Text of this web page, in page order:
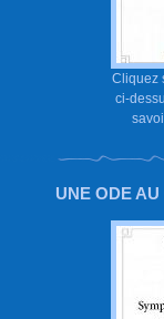
Cliquez
ci-
UNE ODE